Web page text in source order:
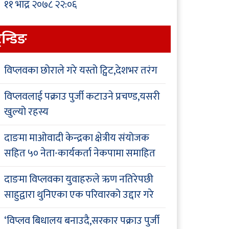
११ भाद्र २०७८ २२:०६
विप्लवका छोराले गरे यस्तो ट्विट,देशभर तरंग
विप्लवलाई पक्राउ पुर्जी कटाउने प्रचण्ड,यसरी
खुल्यो रहस्य
दाङमा माओवादी केन्द्रका क्षेत्रीय संयोजक
सहित ५० नेता-कार्यकर्ता नेकपामा समाहित
दाङमा विप्लवका युवाहरुले ऋण नतिरेपछी
साहुद्वारा थुनिएका एक परिवारको उद्दार गरे
‘विप्लव बिधालय बनाउदै,सरकार पक्राउ पुर्जी